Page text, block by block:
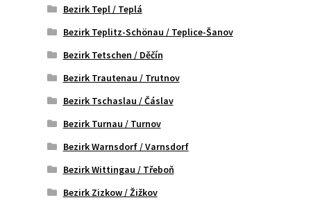
Bezirk Tepl / Teplá
Bezirk Teplitz-Schönau / Teplice-Šanov
Bezirk Tetschen / Děčín
Bezirk Trautenau / Trutnov
Bezirk Tschaslau / Čáslav
Bezirk Turnau / Turnov
Bezirk Warnsdorf / Varnsdorf
Bezirk Wittingau / Třeboň
Bezirk Zizkow / Žižkov